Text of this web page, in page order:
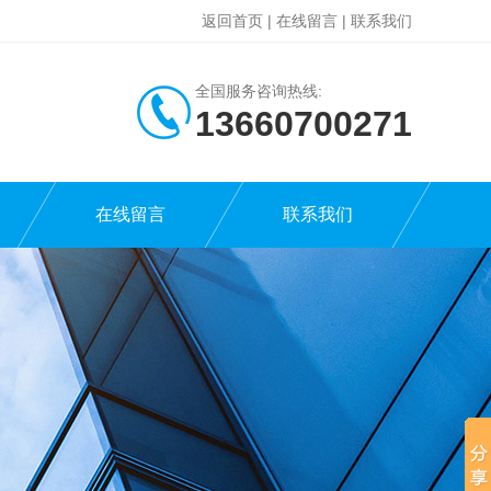
返回首页 | 在线留言 | 联系我们
全国服务咨询热线:
13660700271
在线留言 联系我们